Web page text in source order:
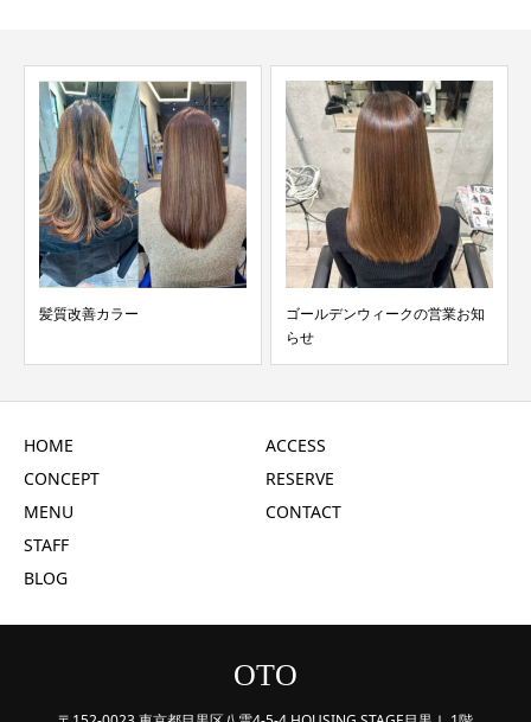
髪質改善カラー
ゴールデンウィークの営業お知
らせ
HOME
CONCEPT
MENU
STAFF
BLOG
ACCESS
RESERVE
CONTACT
OTO